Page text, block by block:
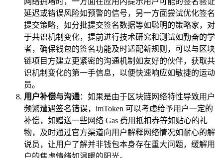
延迟或错误风险如预警的信号，另一方面尝试优化签名
提交策略，如分批提交签名数据等如聪明的策略家，对
于共识机制变化，提前进行技术研究和测试如勤奋的学
者，确保钱包的签名功能及时适配新规则，可以与区块
链项目方建立更紧密的沟通机制如友好的伙伴，获取共
识机制变化的第一手信息，以便快速响应如敏捷的运动
员。
用户补偿与沟通：如果是由于区块链网络特性导致用户
频繁遭遇签名错误，imToken 可以考虑给予用户一定的
补偿，如赠送一些网络 Gas 费用抵扣券等如贴心的礼
物，及时通过官方渠道向用户解释网络情况如耐心的解
说员，让用户了解并非钱包本身存在重大问题，缓解用
户的焦虑情绪如温暖的阳光。